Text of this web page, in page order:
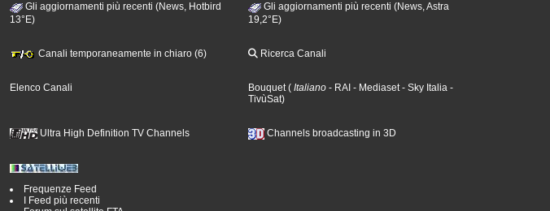
Gli aggiornamenti più recenti (News, Hotbird
13°E)
Gli aggiornamenti più recenti (News, Astra
19,2°E)
Canali temporaneamente in chiaro (6) Ricerca Canali
Elenco Canali Bouquet( Italiano - RAI - Mediaset- Sky Italia -
TivùSat)
Ultra High Definition TV Channels Channels broadcasting in 3D
Frequenze Feed
I Feed più recenti